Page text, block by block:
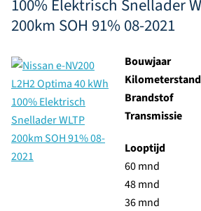
100% Elektrisch Snellader
200km SOH 91% 08-2021
Bouwjaar
Kilometerstand
Brandstof
Transmissie
Looptijd
60 mnd
48 mnd
36 mnd